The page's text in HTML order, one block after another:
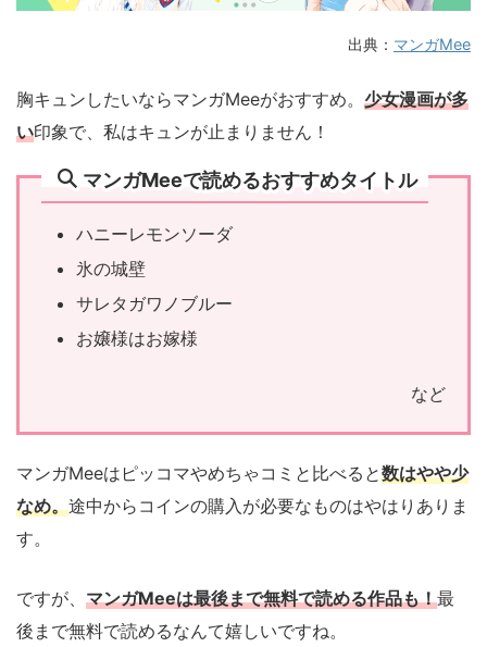
出典： マンガMee
胸キュンしたいならマンガMeeがおすすめ。 少女漫画が多
い印象で、私はキュンが止まりません！
マンガMeeで読めるおすすめタイトル
ハニーレモンソーダ
氷の城壁
サレタガワノブルー
お嬢様はお嫁様
など
マンガMeeはピッコマやめちゃコミと比べると数はやや少
なめ。途中からコインの購入が必要なものはやはりありま
す。
ですが、 マンガMeeは最後まで無料で読める作品も！最
後まで無料で読めるなんて嬉しいですね。